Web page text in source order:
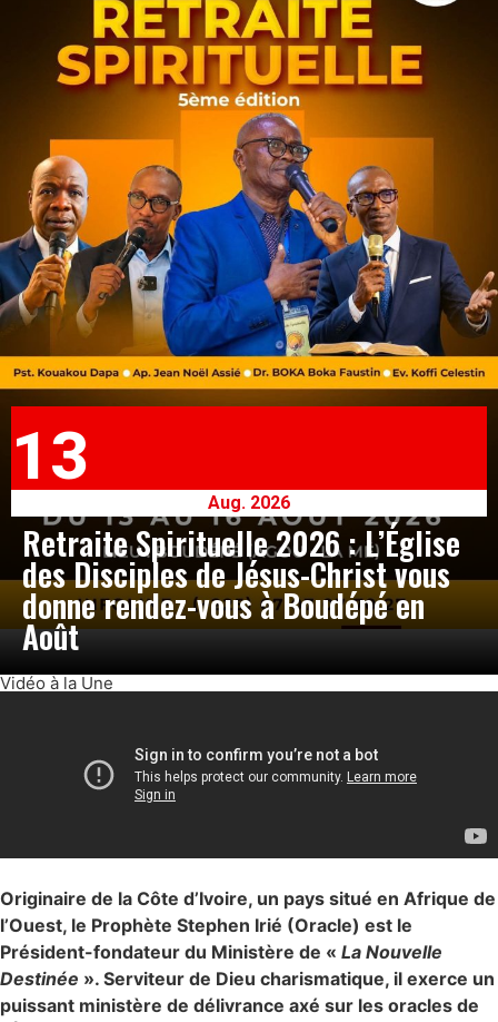
13
Aug. 2026
Retraite Spirituelle 2026 : L’Église
des Disciples de Jésus-Christ vous
donne rendez-vous à Boudépé en
Août
Vidéo à la Une
Originaire de la Côte d’Ivoire, un pays situé en Afrique de
l’Ouest, le Prophète Stephen Irié (Oracle) est le
Président-fondateur du Ministère de « La Nouvelle
Destinée ». Serviteur de Dieu charismatique, il exerce un
puissant ministère de délivrance axé sur les oracles de